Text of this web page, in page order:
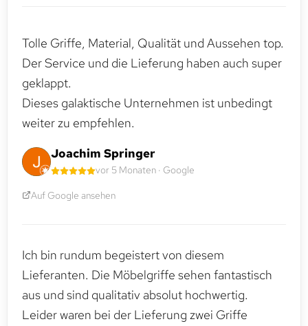
Tolle Griffe, Material, Qualität und Aussehen top.
Der Service und die Lieferung haben auch super
geklappt.
Dieses galaktische Unternehmen ist unbedingt
weiter zu empfehlen.
Joachim Springer
vor 5 Monaten · Google
Auf Google ansehen
Ich bin rundum begeistert von diesem
Lieferanten. Die Möbelgriffe sehen fantastisch
aus und sind qualitativ absolut hochwertig.
Leider waren bei der Lieferung zwei Griffe